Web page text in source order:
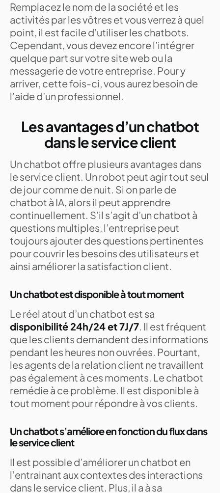
Remplacez le nom de la société et les
activités par les vôtres et vous verrez à quel
point, il est facile d’utiliser les chatbots.
Cependant, vous devez encore l’intégrer
quelque part sur votre site web ou la
messagerie de votre entreprise. Pour y
arriver, cette fois-ci, vous aurez besoin de
l’aide d’un professionnel.
Les avantages d’un chatbot
dans le service client
Un chatbot offre plusieurs avantages dans
le service client. Un robot peut agir tout seul
de jour comme de nuit. Si on parle de
chatbot à IA, alors il peut apprendre
continuellement. S’il s’agit d’un chatbot à
questions multiples, l’entreprise peut
toujours ajouter des questions pertinentes
pour couvrir les besoins des utilisateurs et
ainsi améliorer la satisfaction client.
Un chatbot est disponible à tout moment
Le réel atout d’un chatbot est sa
disponibilité 24h/24 et 7J/7. Il est fréquent
que les clients demandent des informations
pendant les heures non ouvrées. Pourtant,
les agents de la relation client ne travaillent
pas également à ces moments. Le chatbot
remédie à ce problème. Il est disponible à
tout moment pour répondre à vos clients.
Un chatbot s’améliore en fonction du flux dans
le service client
Il est possible d’améliorer un chatbot en
l’entrainant aux contextes des interactions
dans le service client. Plus, il a à sa